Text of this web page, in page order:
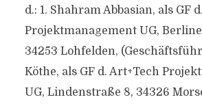
d.: 1. Shahram Abbasian, als GF
Projektmanagement UG,
34253 Lohfelden,
Köthe, als GF d. Art+Tech
UG, Lindenstraße 8, 34326